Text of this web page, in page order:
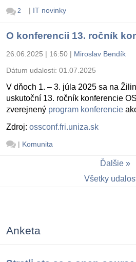
2 | IT novinky
O konferencii 13. ročník
26.06.2025 | 16:50 | Miroslav Bendík
Dátum udalosti: 01.07.2025
V dňoch 1. – 3. júla 2025 sa na
uskutoční 13. ročník konferencie
zverejnený program konferencie
Zdroj: ossconf.fri.uniza.sk
| Komunita
Ďalšie
Všetky
Anketa